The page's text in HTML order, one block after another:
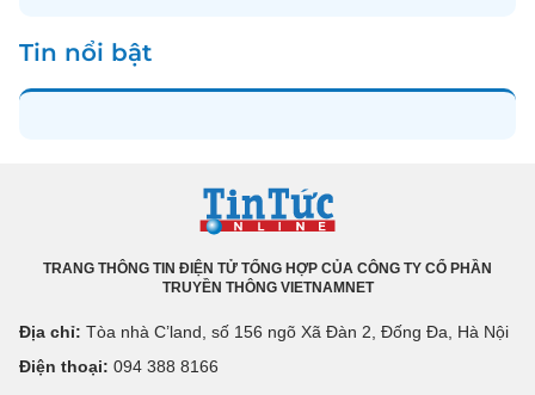
Tin nổi bật
TRANG THÔNG TIN ĐIỆN TỬ TỔNG HỢP CỦA CÔNG TY CỔ PHẦN
TRUYỀN THÔNG VIETNAMNET
Địa chỉ: Tòa nhà C’land, số 156 ngõ Xã Đàn 2, Đống Đa, Hà Nội
Điện thoại: 094 388 8166